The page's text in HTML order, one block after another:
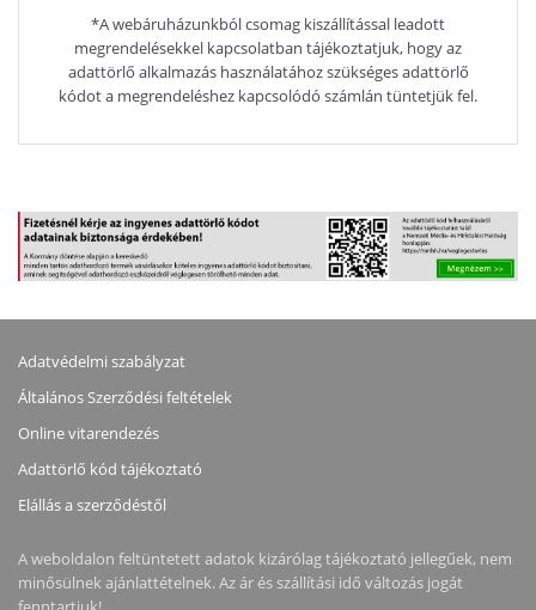
*A webáruházunkból csomag kiszállítással leadott
megrendelésekkel kapcsolatban tájékoztatjuk, hogy az
adattörlő alkalmazás használatához szükséges adattörlő
kódot a megrendeléshez kapcsolódó számlán tüntetjük fel.
Adatvédelmi szabályzat
Általános Szerződési feltételek
Online vitarendezés
Adattörlő kód tájékoztató
Elállás a szerződéstől
A weboldalon feltüntetett adatok kizárólag tájékoztató jellegűek, nem
minősülnek ajánlattételnek. Az ár és szállítási idő változás jogát